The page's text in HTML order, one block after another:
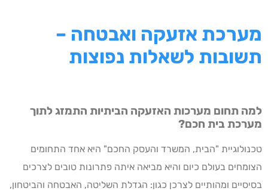
מערכת אזעקה ואבטחה –
תשובות לשאלות נפוצות
למה תחום מערכות האזעקה הביתיות התמזג לתוך
מערכת בית חכם?
טכנולוגיית "הבית, המשרד והעסק החכם" היא אחד התחומים
הצומחים בעולם כיום והיא מביאה איתה פתרונות טובים לצרכים
בסיסיים ומהותיים לצרכן כגון: הגדלת השליטה, האבטחה והביטחון,